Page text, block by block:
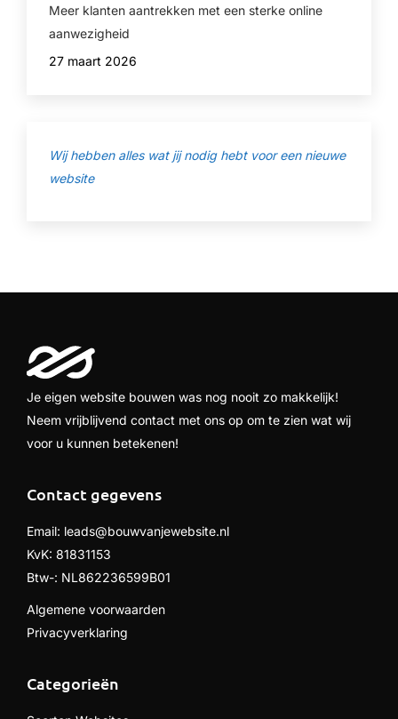
Meer klanten aantrekken met een sterke online
aanwezigheid
27 maart 2026
Wij hebben alles wat jij nodig hebt voor een nieuwe
website
Je eigen website bouwen was nog nooit zo makkelijk!
Neem vrijblijvend contact met ons op om te zien wat wij
voor u kunnen betekenen!
Contact gegevens
Email: leads@bouwvanjewebsite.nl
KvK: 81831153
Btw-: NL862236599B01
Algemene voorwaarden
Privacyverklaring
Categorieën